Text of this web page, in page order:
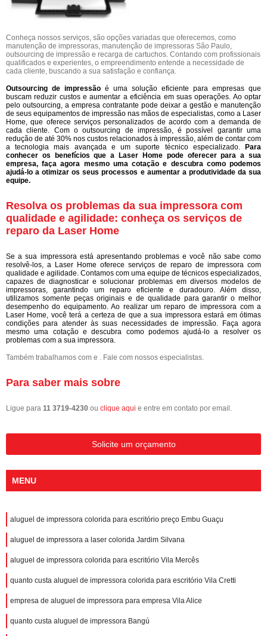
Conheça nossos serviços, são opções variadas que oferecemos, como
manutenção de impressoras, manutenção de impressoras São Paulo,
outsourcing de impressão e recarga de cartuchos. Contando com profissionais
qualificados e experientes, o empreendimento entende a necessidade de
cada cliente, buscando a sua satisfação e confiança.
Outsourcing de impressão é uma solução eficiente para empresas que
buscam reduzir custos e aumentar a eficiência em suas operações. Ao optar
pelo outsourcing, a empresa contratante pode deixar a gestão e manutenção
de seus equipamentos de impressão nas mãos de especialistas, como a Laser
Home, que oferece serviços personalizados de acordo com a demanda de
cada cliente. Com o outsourcing de impressão, é possível garantir uma
redução de até 30% nos custos relacionados à impressão, além de contar com
a tecnologia mais avançada e um suporte técnico especializado. Para
conhecer os benefícios que a Laser Home pode oferecer para a sua
empresa, faça agora mesmo uma cotação e descubra como podemos
ajudá-lo a otimizar os seus processos e aumentar a produtividade da sua
equipe.
Resolva os problemas da sua impressora com
qualidade e agilidade: conheça os serviços de
reparo da Laser Home
Se a sua impressora está apresentando problemas e você não sabe como
resolvê-los, a Laser Home oferece serviços de reparo de impressora com
qualidade e agilidade. Contamos com uma equipe de técnicos especializados,
capazes de diagnosticar e solucionar problemas em diversos modelos de
impressoras, garantindo um reparo eficiente e duradouro. Além disso,
utilizamos somente peças originais e de qualidade para garantir o melhor
desempenho do equipamento. Ao realizar um reparo de impressora com a
Laser Home, você terá a certeza de que a sua impressora estará em ótimas
condições para atender às suas necessidades de impressão. Faça agora
mesmo uma cotação e descubra como podemos ajudá-lo a resolver os
problemas com a sua impressora.
Também trabalhamos com e . Fale com nossos especialistas.
Para saber mais sobre
Ligue para 11 3719-4230 ou clique aqui e entre em contato por email.
Solicite um orçamento
MENU
aluguel de impressora colorida para escritório preço Embu Guaçu
aluguel de impressora a laser colorida Jardim Silvana
aluguel de impressora colorida para escritório Vila Mercês
quanto custa aluguel de impressora colorida para escritório Vila Cretti
empresa de aluguel de impressora para empresa Vila Alice
quanto custa aluguel de impressora Bangú